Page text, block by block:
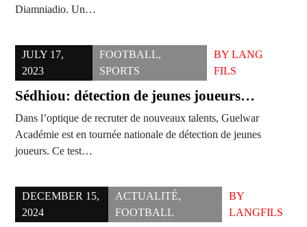
Diamniadio. Un…
JULY 17,
2023
FOOTBALL,
SPORTS
BY LANG
FILS
Sédhiou: détection de jeunes joueurs…
Dans l’optique de recruter de nouveaux talents, Guelwar
Académie est en tournée nationale de détection de jeunes
joueurs. Ce test…
DECEMBER 15,
2024
ACTUALITÉ,
FOOTBALL
BY
LANGFILS